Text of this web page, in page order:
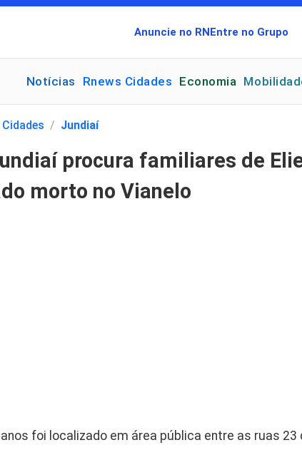
Anuncie no RNEntre no Grupo
Notícias Rnews Cidades Economia
/ Jundiaí
procura familiares de
morto no Vianelo
foi localizado em área pública entre as ruas